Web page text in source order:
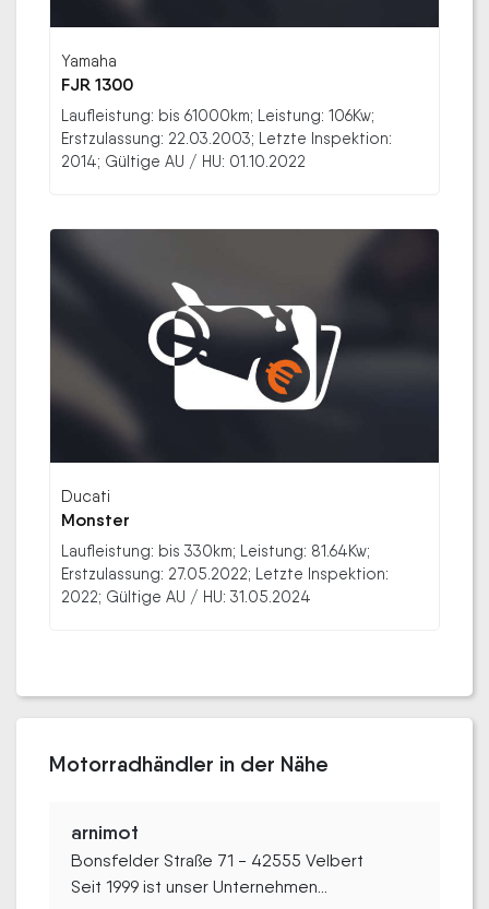
Yamaha
FJR 1300
Laufleistung: bis 61000km; Leistung: 106Kw;
Erstzulassung: 22.03.2003; Letzte Inspektion:
2014; Gültige AU / HU: 01.10.2022
Ducati
Monster
Laufleistung: bis 330km; Leistung: 81.64Kw;
Erstzulassung: 27.05.2022; Letzte Inspektion:
2022; Gültige AU / HU: 31.05.2024
Motorradhändler in der Nähe
arnimot
Bonsfelder Straße 71 - 42555 Velbert
Seit 1999 ist unser Unternehmen...